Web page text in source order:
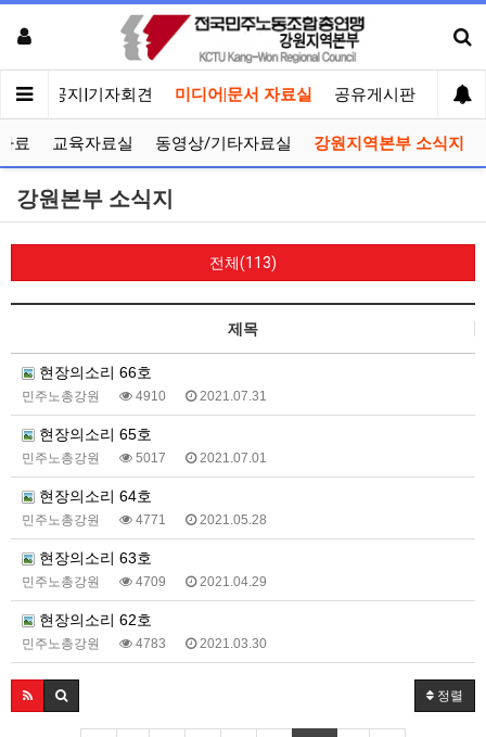
인 공지|기자회견 미디어|문서 자료실 공유게시판 선거
료 교육자료실 동영상/기타자료실 강원지역본부 소식지
강원본부 소식지
전체(113)
제목
현장의소리 66호
민주노총강원 4910 2021.07.31
현장의소리 65호
민주노총강원 5017 2021.07.01
현장의소리 64호
민주노총강원 4771 2021.05.28
현장의소리 63호
민주노총강원 4709 2021.04.29
현장의소리 62호
민주노총강원 4783 2021.03.30
정렬